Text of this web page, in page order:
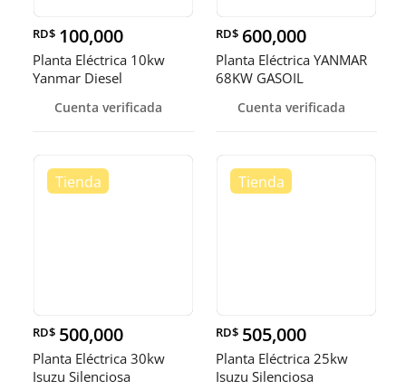
RD$ 100,000
Planta Eléctrica 10kw
Yanmar Diesel
Cuenta verificada
RD$ 600,000
Planta Eléctrica YANMAR
68KW GASOIL
Cuenta verificada
RD$ 500,000
Planta Eléctrica 30kw
Isuzu Silenciosa
RD$ 505,000
Planta Eléctrica 25kw
Isuzu Silenciosa